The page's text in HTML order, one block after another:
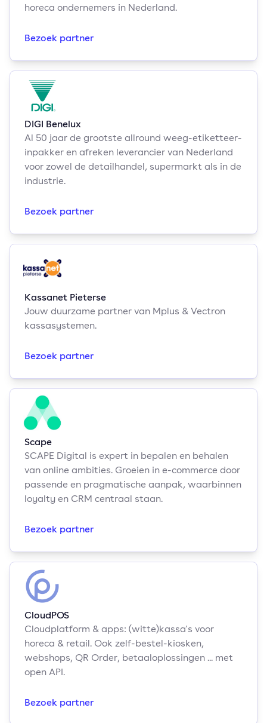
horeca ondernemers in Nederland.
Bezoek partner
DIGI Benelux
Al 50 jaar de grootste allround weeg-etiketteer-
inpakker en afreken leverancier van Nederland
voor zowel de detailhandel, supermarkt als in de
industrie.
Bezoek partner
Kassanet Pieterse
Jouw duurzame partner van Mplus & Vectron
kassasystemen.
Bezoek partner
Scape
SCAPE Digital is expert in bepalen en behalen
van online ambities. Groeien in e-commerce door
passende en pragmatische aanpak, waarbinnen
loyalty en CRM centraal staan.
Bezoek partner
CloudPOS
Cloudplatform & apps: (witte)kassa's voor
horeca & retail. Ook zelf-bestel-kiosken,
webshops, QR Order, betaaloplossingen ... met
open API.
Bezoek partner